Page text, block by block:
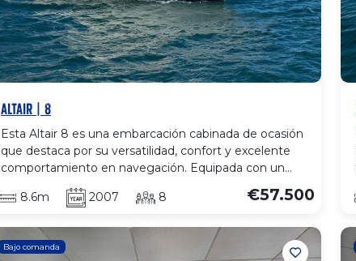
ALTAIR | 8
Esta Altair 8 es una embarcación cabinada de ocasión
que destaca por su versatilidad, confort y excelente
comportamiento en navegación. Equipada con un
motor Volvo Penta D4 con tan solo 130 horas de uso,
ofrece fiabilidad, eficiencia y un estado de
amplia bañera exterior con una cabina confortable y
luminosa, proporcionando el espacio ideal para salidas
8.6m 2007 8 €57.500
Bajo comanda